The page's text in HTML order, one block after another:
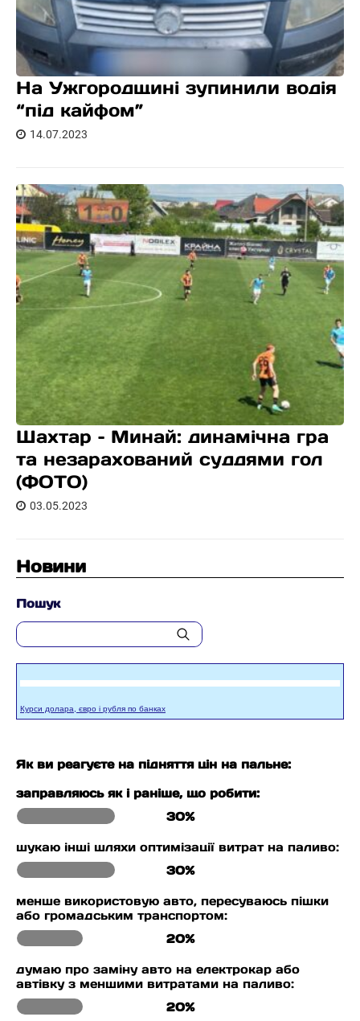
На Ужгородщині зупинили водія
“під кайфом”
14.07.2023
Шахтар – Минай: динамічна гра
та незарахований суддями гол
(ФОТО)
03.05.2023
Новини
Пошук
Курси долара, євро і рубля по банках
Як ви реагуєте на підняття цін на пальне:
заправляюсь як і раніше, що робити:
30%
шукаю інші шляхи оптимізації витрат на паливо:
30%
менше використовую авто, пересуваюсь пішки
або громадським транспортом:
20%
думаю про заміну авто на електрокар або
автівку з меншими витратами на паливо:
20%